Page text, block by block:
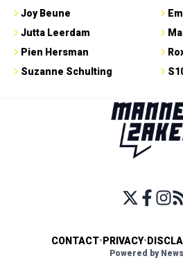
Joy Beune
Jutta Leerdam
Pien Hersman
Suzanne Schulting
CONTACT• PRIVACY•
Powered by